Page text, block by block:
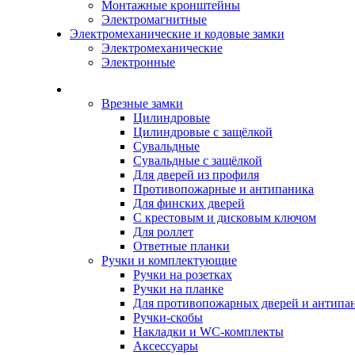
Монтажные кронштейны
Электромагнитные
Электромеханические и кодовые замки
Электромеханические
Электронные
Врезные замки
Цилиндровые
Цилиндровые с защёлкой
Сувальдные
Сувальдные с защёлкой
Для дверей из профиля
Противопожарные и антипаника
Для финских дверей
С крестовым и дисковым ключом
Для роллет
Ответные планки
Ручки и комплектующие
Ручки на розетках
Ручки на планке
Для противопожарных дверей и
Ручки-скобы
Накладки и WC-комплекты
Аксессуары